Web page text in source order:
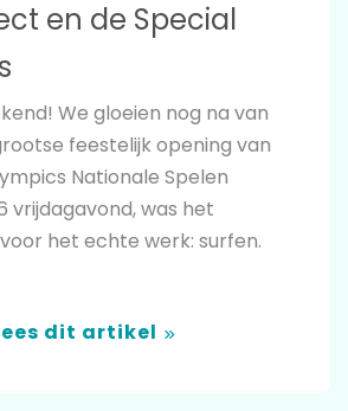
en de Special
We gloeien nog na van
feestelijk opening van
Nationale Spelen
vrijdagavond, was het
het echte werk: surfen.
dit artikel